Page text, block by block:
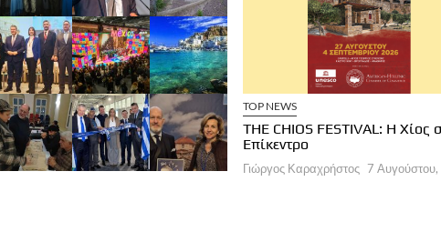
ΕΠΙΧΕΙΡΗΣΕΙΣ ΞΕΝΟΔΟΧΕΙΑ
Isla Brown Corinthia: Αποδράσεις &
Γαστρονομία
Γιώργος Καραχρήστος 7 Αυγούστου, 2026
TOP NEWS
THE CHIOS FESTIVAL: Η Χίος
Επίκεντρο
Γιώργος Καραχρήστος 7